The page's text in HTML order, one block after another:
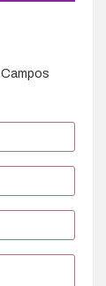
Campos